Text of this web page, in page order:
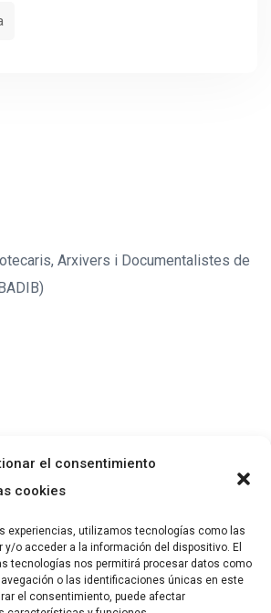
el consentimiento
cookies
experiencias, utilizamos tecnologías como las
y/o acceder a la información del dispositivo. El
tecnologías nos permitirá procesar datos como
o las identificaciones únicas en este
el consentimiento, puede afectar
Arxivers i Documentalistes de